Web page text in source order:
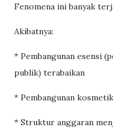
Fenomena ini banyak
Akibatnya:
* Pembangunan esensi
publik) terabaikan
* Pembangunan
* Struktur anggaran